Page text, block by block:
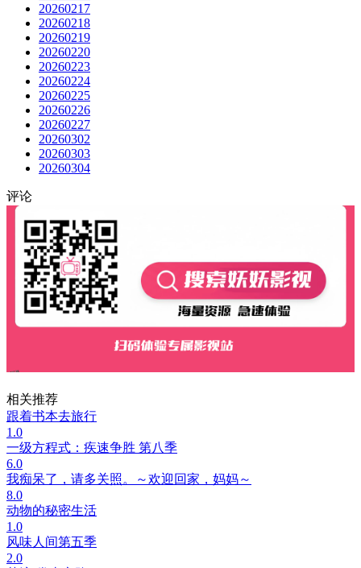
20260217
20260218
20260219
20260220
20260223
20260224
20260225
20260226
20260227
20260302
20260303
20260304
评论
相关推荐
跟着书本去旅行
1.0
一级方程式：疾速争胜 第八季
6.0
我痴呆了，请多关照。～欢迎回家，妈妈～
8.0
动物的秘密生活
1.0
风味人间第五季
2.0